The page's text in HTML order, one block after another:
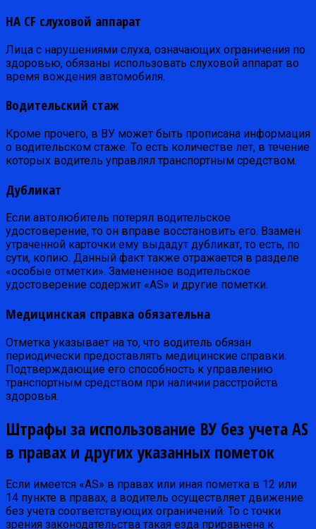
НA CF слуховой аппарат
Лица с нарушениями слуха, означающих ограничения по
здоровью, обязаны использовать слуховой аппарат во
время вождения автомобиля.
Водительский стаж
Кроме прочего, в ВУ может быть прописана информация
о водительском стаже. То есть количестве лет, в течение
которых водитель управлял транспортным средством.
Дубликат
Если автолюбитель потерял водительское
удостоверение, то он вправе восстановить его. Взамен
утраченной карточки ему выдадут дубликат, то есть, по
сути, копию. Данный факт также отражается в разделе
«особые отметки». Замененное водительское
удостоверение содержит «AS» и другие пометки.
Медицинская справка обязательна
Отметка указывает на то, что водитель обязан
периодически предоставлять медицинские справки.
Подтверждающие его способность к управлению
транспортным средством при наличии расстройств
здоровья.
Штрафы за использование ВУ без учета AS
в правах и других указанных пометок
Если имеется «AS» в правах или иная пометка в 12 или
14 пункте в правах, а водитель осуществляет движение
без учета соответствующих ограничений. То с точки
зрения законодательства такая езда приравнена к